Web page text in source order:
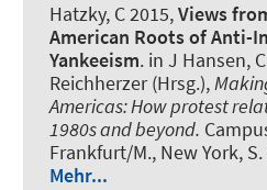
Hatzky, C2015,Views
American Roots of Anti-
Yankeeism. in J Hansen,
Reichherzer (Hrsg.),
Americas: How protest
1980s and beyond.
Frankfurt/M., New York,
Mehr...